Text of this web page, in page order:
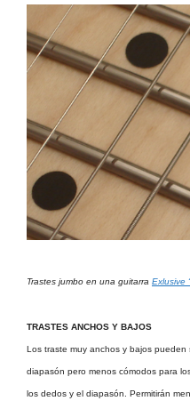
Trastes jumbo en una guitarra Exlusive
TRASTES ANCHOS Y BAJOS
Los traste muy anchos y bajos
diapasón pero menos cómodos para
los dedos y el diapasón. Permitirán